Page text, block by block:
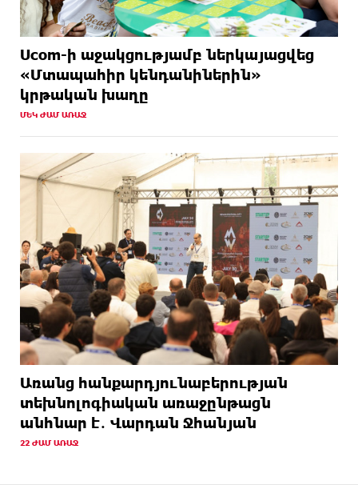
Ucom-ի աջակցությամբ ներկայացվեց
«Մտապահիր կենդանիներին»
կրթական խաղը
ՄԵԿ ԺԱՄ ԱՌԱՋ
Առանց հանքարդյունաբերության
տեխնոլոգիական առաջընթացն
անհնար է․ Վարդան Ջհանյան
22 ԺԱՄ ԱՌԱՋ